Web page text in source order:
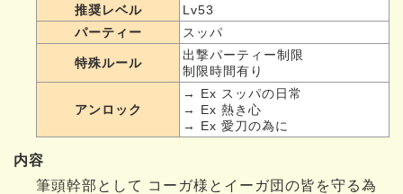
推奨レベル
Lv53
パーティー
スッパ
特殊ルール
出撃パーティー制限
制限時間有り
アンロック
→ Ex スッパの日常
→ Ex 熱き心
→ Ex 愛刀の為に
内容
筆頭幹部として コーガ様とイーガ団の皆を守る為